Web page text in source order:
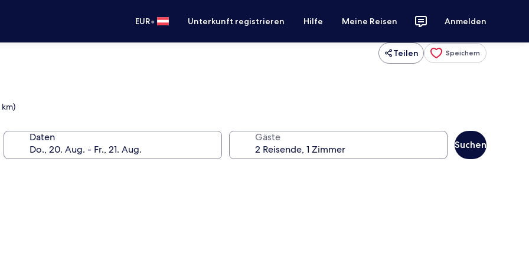
EUR• Unterkunft registrieren Hilfe Meine Reisen Anmelden
Teilen Speichern
Daten Gäste
Suchen